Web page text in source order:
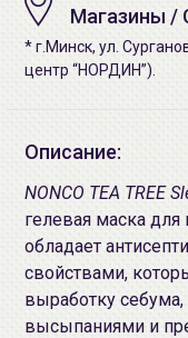
Магазины /
* г.Минск, ул.
центр “НОРДИН”).
Описание:
NONCO TEA TREE
гелевая маска
обладает
свойствами,
выработку
высыпаниями и